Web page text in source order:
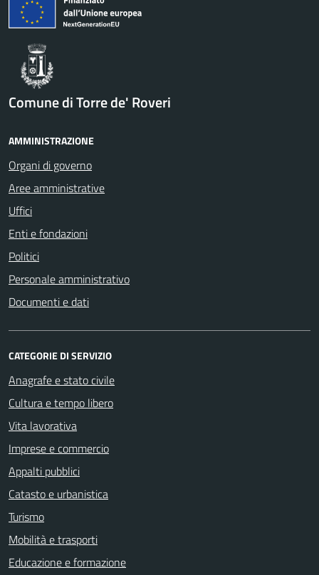
Comune di Torre de' Roveri
AMMINISTRAZIONE
Organi di governo
Aree amministrative
Uffici
Enti e fondazioni
Politici
Personale amministrativo
Documenti e dati
CATEGORIE DI SERVIZIO
Anagrafe e stato civile
Cultura e tempo libero
Vita lavorativa
Imprese e commercio
Appalti pubblici
Catasto e urbanistica
Turismo
Mobilità e trasporti
Educazione e formazione